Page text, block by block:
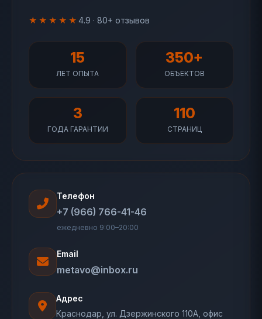
★★★★★ 4.9 · 80+ отзывов
15
ЛЕТ ОПЫТА
350+
ОБЪЕКТОВ
3
ГОДА ГАРАНТИИ
110
СТРАНИЦ
Телефон
+7 (966) 766-41-46
ежедневно 9:00–20:00
Email
metavo@inbox.ru
Адрес
Краснодар, ул. Дзержинского 110А, офис